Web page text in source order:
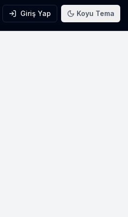
Giriş Yap Koyu Tema